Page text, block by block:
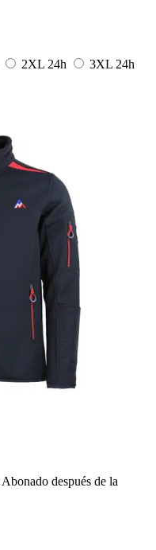
2XL 24h 3XL 24h
Abonado después de la